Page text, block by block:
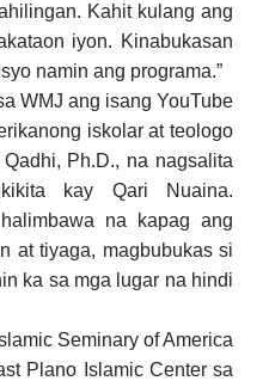
Kahit kulang ang
iyon. Kinabukasan
namin ang programa.”
WMJ ang isang YouTube
iskolar at teologo
Ph.D., na nagsalita
kay Qari Nuaina.
na kapag ang
at tiyaga, magbubukas si
ka sa mga lugar na hindi
Seminary of America
Plano Islamic Center sa